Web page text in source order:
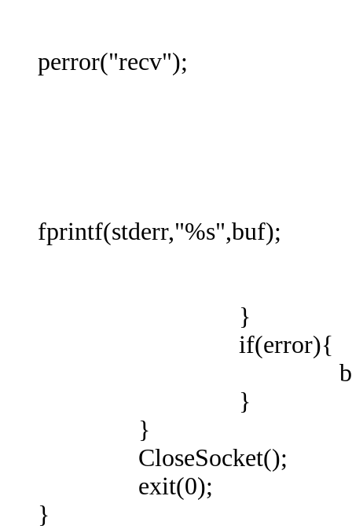
perror("recv");
fprintf(stderr,"%s",buf);
}
if(error){
}
}
CloseSocket();
exit(0);
}